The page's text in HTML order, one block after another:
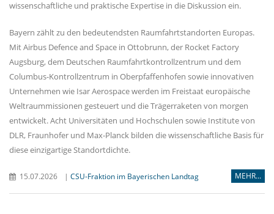
wissenschaftliche und praktische Expertise in die Diskussion ein.
Bayern zählt zu den bedeutendsten Raumfahrtstandorten Europas.
Mit Airbus Defence and Space in Ottobrunn, der Rocket Factory
Augsburg, dem Deutschen Raumfahrtkontrollzentrum und dem
Columbus-Kontrollzentrum in Oberpfaffenhofen sowie innovativen
Unternehmen wie Isar Aerospace werden im Freistaat europäische
Weltraummissionen gesteuert und die Trägerraketen von morgen
entwickelt. Acht Universitäten und Hochschulen sowie Institute von
DLR, Fraunhofer und Max-Planck bilden die wissenschaftliche Basis für
diese einzigartige Standortdichte.
15.07.2026 | CSU-Fraktion im Bayerischen Landtag MEHR...